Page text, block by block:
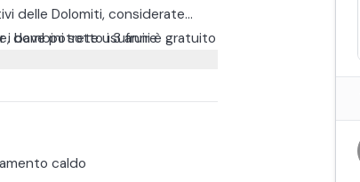
delle Dolomiti, considerate
i bambini sotto i 3 anni è gratuito
dove potrete usufruire
al Centro.
caldo